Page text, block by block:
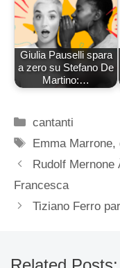
Giulia Pauselli spara
a zero su Stefano De
Martino:…
Categorie
cantanti
Tag
Emma Marrone,
Rudolf Mernone
Francesca
Tiziano Ferro